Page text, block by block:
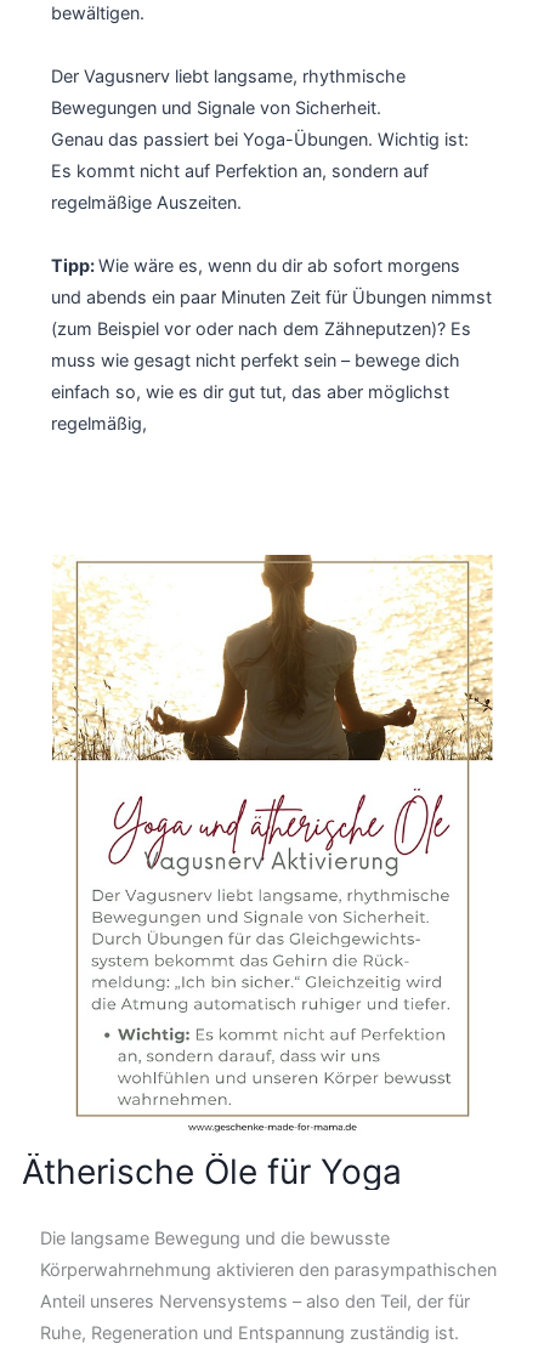
bewältigen.
Der Vagusnerv liebt langsame, rhythmische
Bewegungen und Signale von Sicherheit.
Genau das passiert bei Yoga-Übungen. Wichtig ist:
Es kommt nicht auf Perfektion an, sondern auf
regelmäßige Auszeiten.
Tipp:Wie wäre es, wenn du dir ab sofort morgens
und abends ein paar Minuten Zeit für Übungen nimmst
(zum Beispiel vor oder nach dem Zähneputzen)? Es
muss wie gesagt nicht perfekt sein – bewege dich
einfach so, wie es dir gut tut, das aber möglichst
regelmäßig,
Ätherische Öle für Yoga
Die langsame Bewegung und die bewusste
Körperwahrnehmung aktivieren den parasympathischen
Anteil unseres Nervensystems – also den Teil, der für
Ruhe, Regeneration und Entspannung zuständig ist.